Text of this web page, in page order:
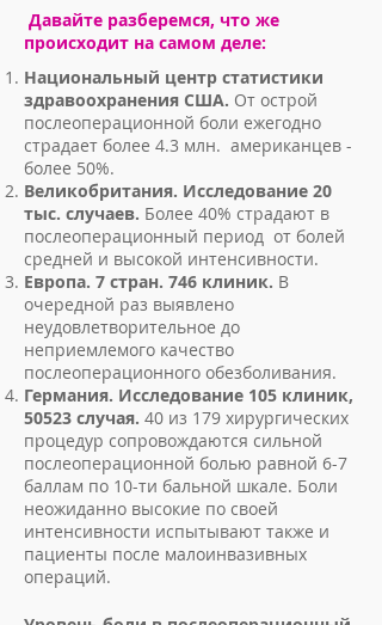
Давайте разберемся, что же
происходит на самом деле:
Национальный центр статистики
здравоохранения США. От острой
послеоперационной боли ежегодно
страдает более 4.3 млн. американцев -
более 50%.
​Великобритания. Исследование 20
тыс. случаев. Более 40% страдают в
послеоперационный период от болей
средней и высокой интенсивности.
Европа. 7 стран. 746 клиник. В
очередной раз выявлено
неудовлетворительное до
неприемлемого качество
послеоперационного обезболивания.
Германия. Исследование 105 клиник,
50523 случая. 40 из 179 хирургических
процедур сопровождаются сильной
послеоперационной болью равной 6-7
баллам по 10-ти бальной шкале. Боли
неожиданно высокие по своей
интенсивности испытывают также и
пациенты после малоинвазивных
операций.